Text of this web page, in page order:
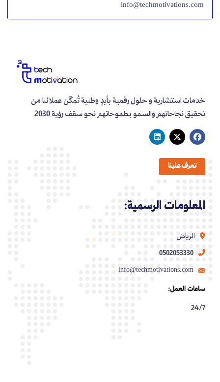
info@techmotivations.com
خدمات استشارية و حلول رقمية بأيدٍ وطنية تُمكّن عملائنا من
تحقيق نجاحاتهم والسمو بطموحاتهم نحو سقف رؤية 2030
تعرف علينا
المعلومات الرسمية:
الرياض
0502053330
info@techmotivations.com
ساعات العمل:
24/7